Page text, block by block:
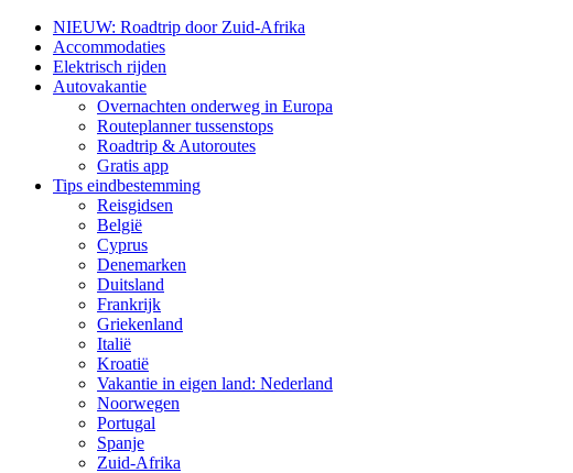
NIEUW: Roadtrip door Zuid-Afrika
Accommodaties
Elektrisch rijden
Autovakantie
Overnachten onderweg in Europa
Routeplanner tussenstops
Roadtrip & Autoroutes
Gratis app
Tips eindbestemming
Reisgidsen
België
Cyprus
Denemarken
Duitsland
Frankrijk
Griekenland
Italië
Kroatië
Vakantie in eigen land: Nederland
Noorwegen
Portugal
Spanje
Zuid-Afrika